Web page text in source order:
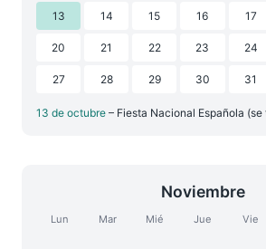
13 14 15 16 17
20 21 22 23 24
27 28 29 30 31
13 de octubre – Fiesta Nacional Española
Noviembre
Lun Mar Mié Jue Vie